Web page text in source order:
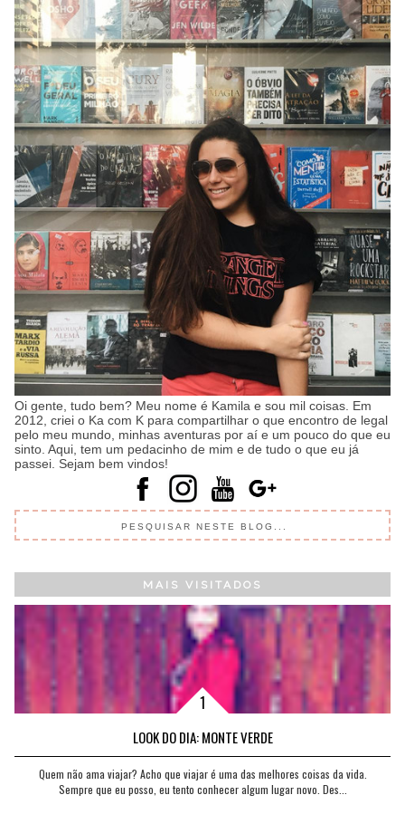
Oi gente, tudo bem? Meu nome é Kamila e sou mil coisas. Em
2012, criei o Ka com K para compartilhar o que encontro de legal
pelo meu mundo, minhas aventuras por aí e um pouco do que eu
sinto. Aqui, tem um pedacinho de mim e de tudo o que eu já
passei. Sejam bem vindos!
MAIS VISITADOS
LOOK DO DIA: MONTE VERDE
Quem não ama viajar? Acho que viajar é uma das melhores coisas da vida.
Sempre que eu posso, eu tento conhecer algum lugar novo. Des...